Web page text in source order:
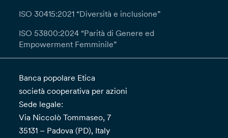
ISO 30415:2021 “Diversità e inclusione”
ISO 53800:2024 “Parità di Genere ed
Empowerment Femminile”
Banca popolare Etica
società cooperativa per azioni
Sede legale:
Via Niccolò Tommaseo, 7
35131 – Padova (PD), Italy